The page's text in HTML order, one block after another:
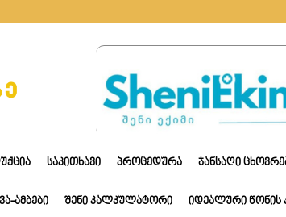
ᲡᲐᲙᲘᲗᲮᲐᲕᲘ ᲞᲠᲝᲪᲔᲓᲣᲠᲐ ᲯᲐᲜᲡᲐᲦᲘ
ᲐᲛᲑᲔᲑᲘ ᲨᲔᲜᲘ ᲙᲐᲚᲙᲣᲚᲐᲢᲝᲠᲘ ᲘᲓᲔᲐᲚᲣᲠᲘ